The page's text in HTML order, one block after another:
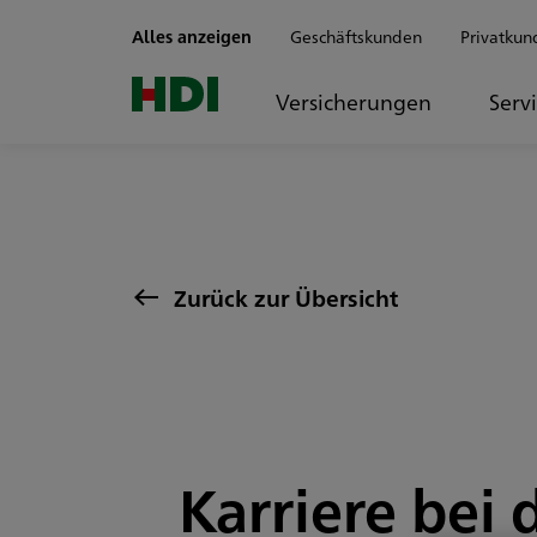
Alles anzeigen Geschäftskunden
Versicherungen
Zurück zur Übersicht
Karriere bei